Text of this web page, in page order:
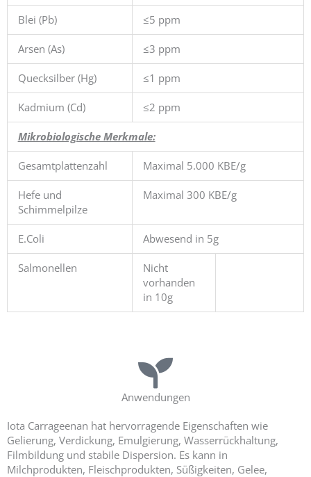
Blei (Pb) ≤5 ppm
Arsen (As) ≤3 ppm
Quecksilber (Hg) ≤1 ppm
Kadmium (Cd) ≤2 ppm
Mikrobiologische Merkmale:
Gesamtplattenzahl Maximal 5.000 KBE/g
Hefe und
Schimmelpilze
Maximal 300 KBE/g
E.Coli Abwesend in 5g
Salmonellen
Nicht
vorhanden
in 10g
Anwendungen
Iota Carrageenan hat hervorragende Eigenschaften wie
Gelierung, Verdickung, Emulgierung, Wasserrückhaltung,
Filmbildung und stabile Dispersion. Es kann in
Milchprodukten, Fleischprodukten, Süßigkeiten, Gelee,